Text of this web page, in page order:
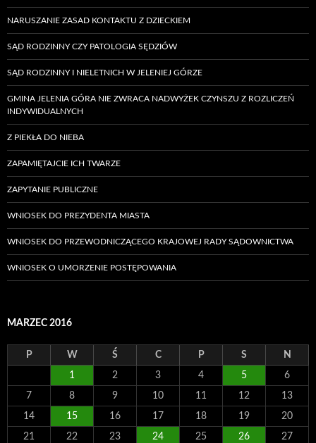
NARUSZANIE ZASAD KONTAKTU Z DZIECKIEM
SĄD RODZINNY CZY PATOLOGIA SĘDZIÓW
SĄD RODZINNY I NIELETNICH W JELENIEJ GÓRZE
GMINA JELENIA GÓRA NIE ZWRACA NADWYŻEK CZYNSZU Z ROZLICZEŃ
INDYWIDUALNYCH
Z PIEKŁA DO NIEBA
ZAPAMIĘTAJCIE ICH TWARZE
ZAPYTANIE PUBLICZNE
WNIOSEK DO PREZYDENTA MIASTA
WNIOSEK DO PRZEWODNICZĄCEGO KRAJOWEJ RADY SĄDOWNICTWA
WNIOSEK O UMORZENIE POSTĘPOWANIA
MARZEC 2016
P W Ś C P S N
1 2 3 4 5 6
7 8 9 10 11 12 13
14 15 16 17 18 19 20
21 22 23 24 25 26 27